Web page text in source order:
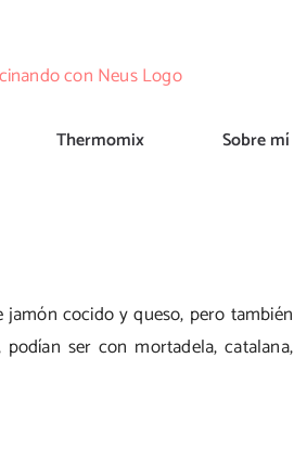
Thermomix Sobre mí
cocido y queso, pero también
ser con mortadela, catalana,